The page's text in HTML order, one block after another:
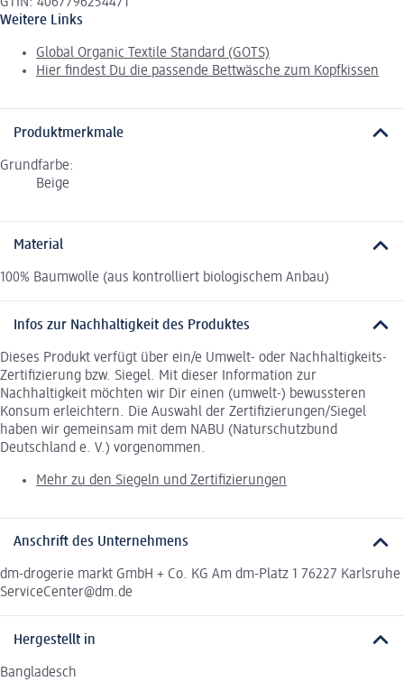
GTIN: 4067796254471
Weitere Links
Global Organic Textile Standard (GOTS)
Hier findest Du die passende Bettwäsche zum Kopfkissen
Produktmerkmale
Grundfarbe:
Beige
Material
100% Baumwolle (aus kontrolliert biologischem Anbau)
Infos zur Nachhaltigkeit des Produktes
Dieses Produkt verfügt über ein/e Umwelt- oder Nachhaltigkeits-
Zertifizierung bzw. Siegel. Mit dieser Information zur
Nachhaltigkeit möchten wir Dir einen (umwelt-) bewussteren
Konsum erleichtern. Die Auswahl der Zertifizierungen/Siegel
haben wir gemeinsam mit dem NABU (Naturschutzbund
Deutschland e. V.) vorgenommen.
Mehr zu den Siegeln und Zertifizierungen
Anschrift des Unternehmens
dm-drogerie markt GmbH + Co. KG Am dm-Platz 1 76227 Karlsruhe
ServiceCenter@dm.de
Hergestellt in
Bangladesch